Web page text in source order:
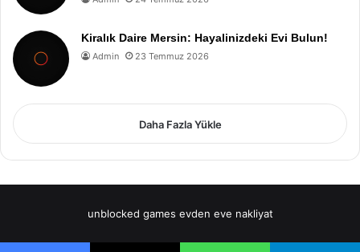
Kiralık Daire Mersin: Hayalinizdeki Evi Bulun!
Admin 23 Temmuz 2026
Daha Fazla Yükle
unblocked games evden eve nakliyat